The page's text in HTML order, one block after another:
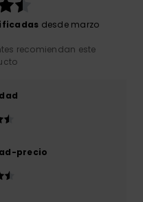
desde marzo
recomiendan este
precio